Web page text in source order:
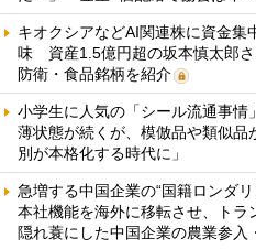
キオクシアなどAI関連株に資金集
味 資産1.5億円超の坂本慎太郎
防衛・食品銘柄を紹介
小学生に人気の「シール流通事
薄状態が続くが、模倣品や類似
別が本格化する時代に」
急増する中国企業の“国籍ロンダ
本社機能を海外に移転させ、ト
隠れ蓑にした中国企業の農業参入